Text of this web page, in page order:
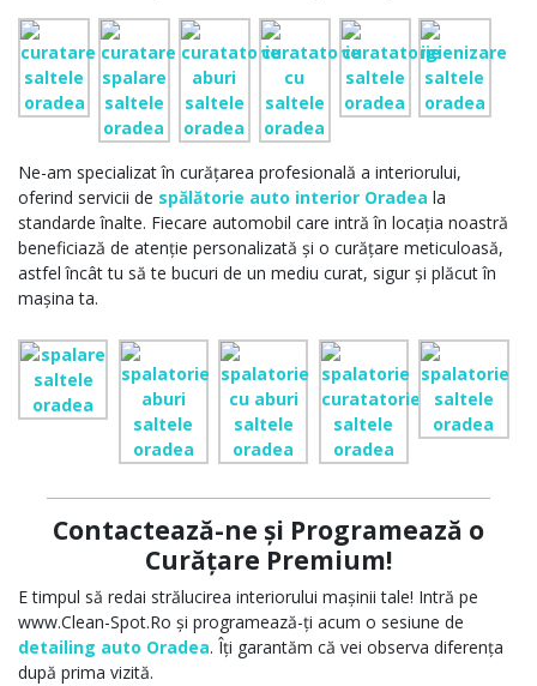
Ne-am specializat în curățarea profesională a interiorului,
oferind servicii de spălătorie auto interior Oradea la
standarde înalte. Fiecare automobil care intră în locația noastră
beneficiază de atenție personalizată și o curățare meticuloasă,
astfel încât tu să te bucuri de un mediu curat, sigur și plăcut în
mașina ta.
Contactează-ne și Programează o
Curățare Premium!
E timpul să redai strălucirea interiorului mașinii tale! Intră pe
www.Clean-Spot.Ro și programează-ți acum o sesiune de
detailing auto Oradea. Îți garantăm că vei observa diferența
după prima vizită.